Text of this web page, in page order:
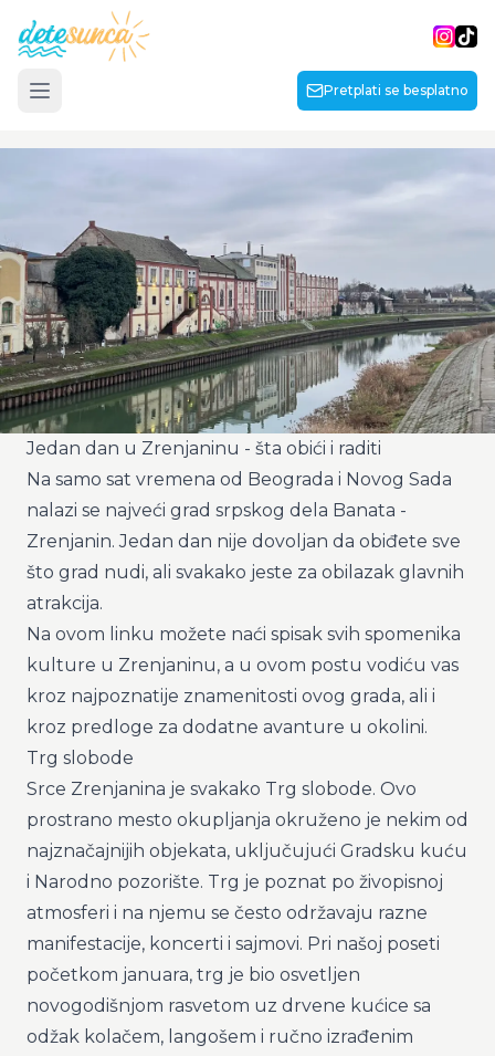
Pretplati se besplatno
Open main menu
Lepota i zdravlje
Lifestyle
O meni
Jedan dan u Zrenjaninu - šta obići i raditi
Na samo sat vremena od Beograda i Novog Sada
nalazi se najveći grad srpskog dela Banata -
Zrenjanin. Jedan dan nije dovoljan da obiđete sve
što grad nudi, ali svakako jeste za obilazak glavnih
atrakcija.
Na ovom linku možete naći spisak svih spomenika
kulture u Zrenjaninu, a u ovom postu vodiću vas
kroz najpoznatije znamenitosti ovog grada, ali i
kroz predloge za dodatne avanture u okolini.
Trg slobode
Srce Zrenjanina je svakako Trg slobode. Ovo
prostrano mesto okupljanja okruženo je nekim od
najznačajnijih objekata, uključujući Gradsku kuću
i Narodno pozorište. Trg je poznat po živopisnoj
atmosferi i na njemu se često održavaju razne
manifestacije, koncerti i sajmovi. Pri našoj poseti
početkom januara, trg je bio osvetljen
novogodišnjom rasvetom uz drvene kućice sa
odžak kolačem, langošem i ručno izrađenim